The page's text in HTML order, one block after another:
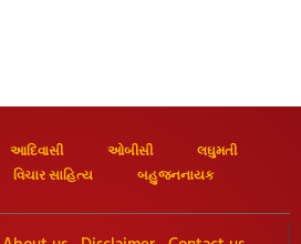
આદિવાસી ઓબીસી
લઘુમતી
વિચાર સાહિત્ય બહુજનનાયક